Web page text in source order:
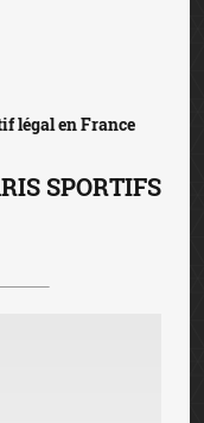
légal en France
SPORTIFS